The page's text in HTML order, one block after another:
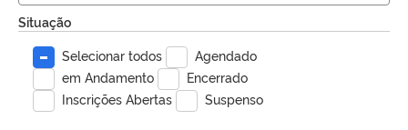
Situação
Selecionar todos
Agendado
em Andamento
Encerrado
Inscrições Abertas
Suspenso